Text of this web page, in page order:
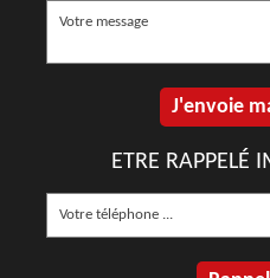
ETRE RAPPELÉ